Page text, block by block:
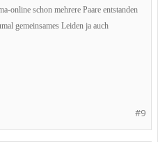
online schon mehrere Paare entstanden
gemeinsames Leiden ja auch
#9